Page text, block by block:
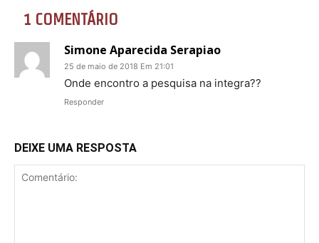
1 COMENTÁRIO
Simone Aparecida Serapiao
25 de maio de 2018 Em 21:01
Onde encontro a pesquisa na integra??
Responder
DEIXE UMA RESPOSTA